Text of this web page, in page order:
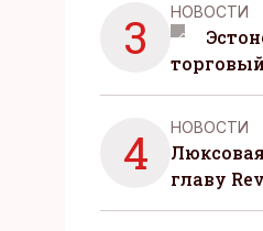
3 НОВОСТИ
4 НОВОСТИ
главу